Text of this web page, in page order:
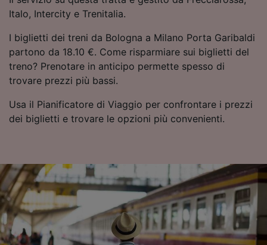
Italo, Intercity e Trenitalia.
I biglietti dei treni da Bologna a Milano Porta Garibaldi
partono da 18.10 €. Come risparmiare sui biglietti del
treno? Prenotare in anticipo permette spesso di
trovare prezzi più bassi.
Usa il Pianificatore di Viaggio per confrontare i prezzi
dei biglietti e trovare le opzioni più convenienti.